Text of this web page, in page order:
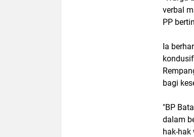
verbal
PP
Ia
bagi
"BP
dalam
hak-hak